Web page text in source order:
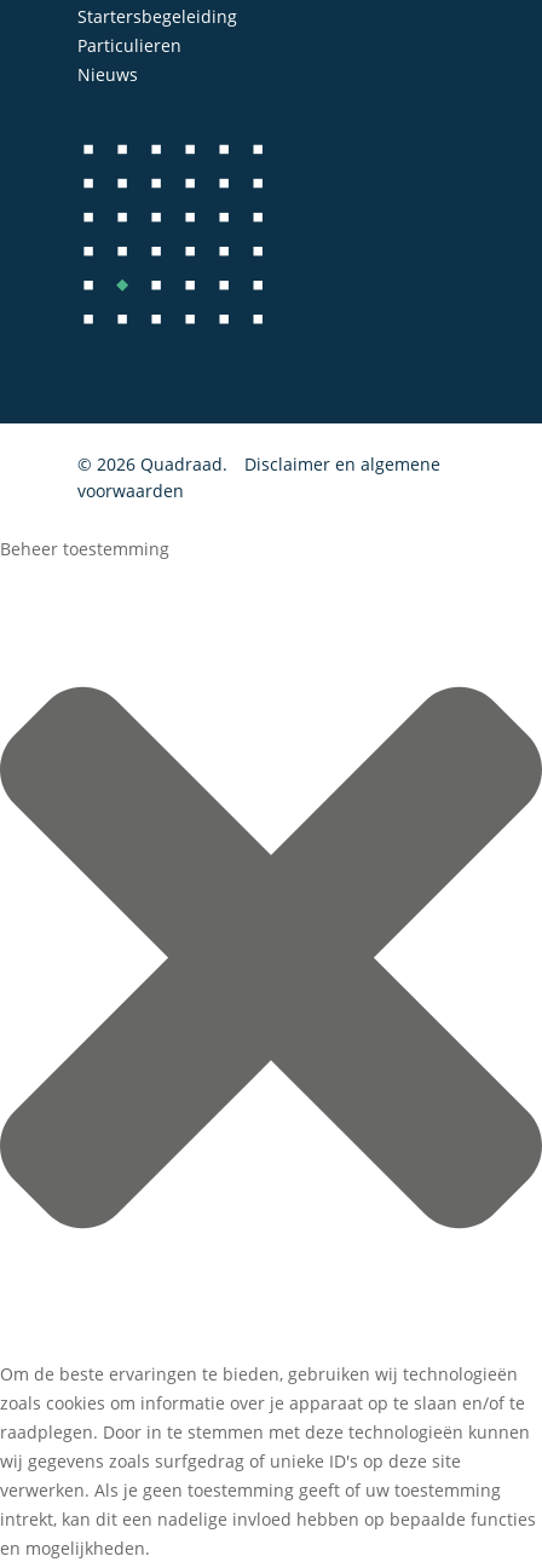
Startersbegeleiding
Particulieren
Nieuws
© 2026 Quadraad.
Disclaimer en algemene
voorwaarden
Beheer toestemming
Om de beste ervaringen te bieden, gebruiken wij technologieën
zoals cookies om informatie over je apparaat op te slaan en/of te
raadplegen. Door in te stemmen met deze technologieën kunnen
wij gegevens zoals surfgedrag of unieke ID's op deze site
verwerken. Als je geen toestemming geeft of uw toestemming
intrekt, kan dit een nadelige invloed hebben op bepaalde functies
en mogelijkheden.